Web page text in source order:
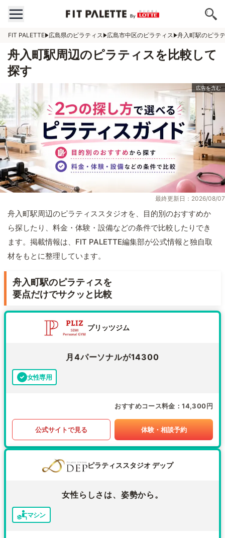
FIT PALETTE 広島県のピラティス 広島市中区のピラティス 舟入町駅のピラ
舟入町駅周辺のピラティスを比較して
探す
最終更新日：2026/08/07
舟入町駅周辺のピラティススタジオを、目的別のおすすめか
ら探したり、料金・体験・設備などの条件で比較したりでき
ます。掲載情報は、FIT PALETTE編集部が公式情報と独自取
材をもとに整理しています。
舟入町駅のピラティスを
要点だけでサクッと比較
プリッツジム
月4パーソナルが14300
女性専用
おすすめコース料金 14,300円
公式サイトで見る 体験・相談予約
ピラティススタジオ デップ
女性らしさは、姿勢から。
マシン